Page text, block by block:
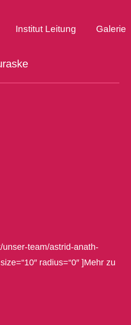
Institut Leitung Galerie
unser-team/astrid-anath-
radius=“0″ ]Mehr zu